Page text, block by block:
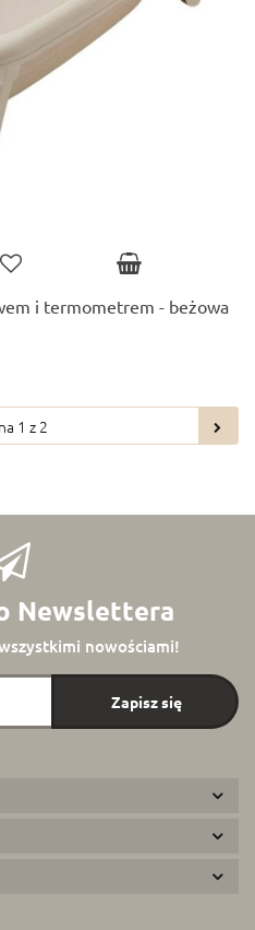
i termometrem - beżowa
Newslettera
nowościami!